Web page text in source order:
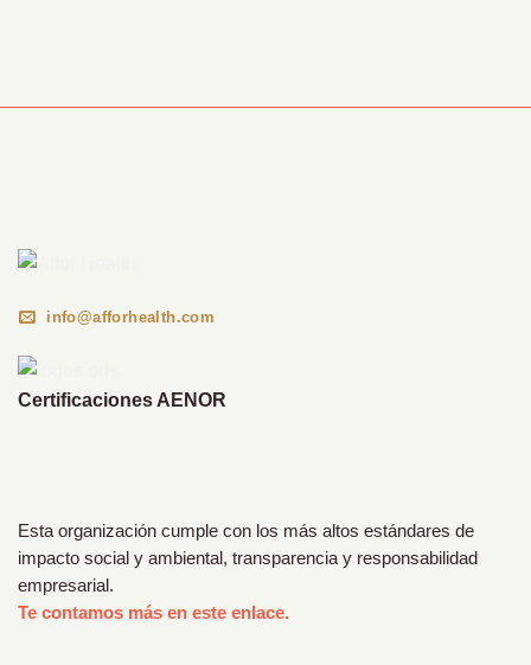
info@afforhealth.com
Certificaciones AENOR
Esta organización cumple con los más altos estándares de
impacto social y ambiental, transparencia y responsabilidad
empresarial.
Te contamos más en este enlace.